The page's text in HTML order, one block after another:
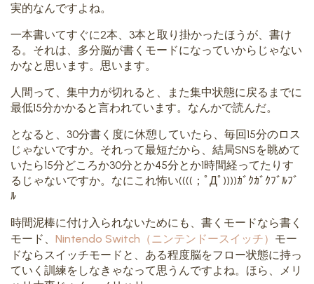
実的なんですよね。
一本書いてすぐに2本、3本と取り掛かったほうが、書け
る。それは、多分脳が書くモードになっていからじゃない
かなと思います。思います。
人間って、集中力が切れると、また集中状態に戻るまでに
最低15分かかると言われています。なんかで読んだ。
となると、30分書く度に休憩していたら、毎回15分のロス
じゃないですか。それって最短だから、結局SNSを眺めて
いたら15分どころか30分とか45分とか1時間経ってたりす
るじゃないですか。なにこれ怖い((((；ﾟДﾟ))))ｶﾞｸｶﾞｸﾌﾞﾙﾌﾞ
ﾙ
時間泥棒に付け入られないためにも、書くモードなら書く
モード、 Nintendo Switch（ニンテンドースイッチ） モー
ドならスイッチモードと、ある程度脳をフロー状態に持っ
ていく訓練をしなきゃなって思うんですよね。ほら、メリ